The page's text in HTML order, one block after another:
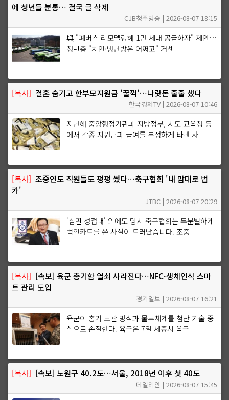
에 청년들 분통… 결국 글 삭제
CJB청주방송 | 2026-08-07 18:15
與 "폐버스 리모델링해 1만 세대 공급하자" 제안…
청년층 "치안·냉난방은 어쩌고" 거센
[복사] 결혼 숨기고 한부모지원금 '꿀꺽'…나랏돈 줄줄 샜다
한국경제TV | 2026-08-07 10:46
지난해 중앙행정기관과 지방정부, 시도 교육청 등
에서 각종 지원금과 급여를 부정하게 타낸 사
[복사] 조중연도 직원들도 펑펑 썼다…축구협회 '내 맘대로 법
카'
JTBC | 2026-08-07 20:29
'심판 성접대' 외에도 당시 축구협회는 무분별하게
법인카드를 쓴 사실이 드러났습니다. 조중
[복사] [속보] 육군 총기함 열쇠 사라진다…NFC·생체인식 스마
트 관리 도입
경기일보 | 2026-08-07 16:21
육군이 총기 보관 방식과 물류체계를 첨단 기술 중
심으로 손질한다. 육군은 7일 세종시 육군
[복사] [속보] 노원구 40.2도…서울, 2018년 이후 첫 40도
데일리안 | 2026-08-07 15:45